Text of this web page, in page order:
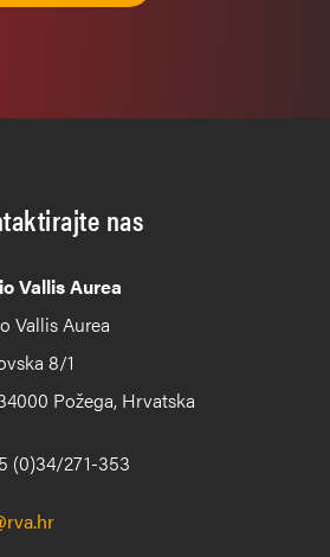
nas
Vallis Aurea
Vallis Aurea
8/1
Požega, Hrvatska
(0)34/271-353